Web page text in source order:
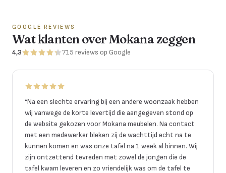
GOOGLE REVIEWS
Wat klanten over Mokana zeggen
4,3 715 reviews op Google
“Na een slechte ervaring bij een andere woonzaak hebben
wij vanwege de korte levertijd die aangegeven stond op
de website gekozen voor Mokana meubelen. Na contact
met een medewerker bleken zij de wachttijd echt na te
kunnen komen en was onze tafel na 1 week al binnen. Wij
zijn ontzettend tevreden met zowel de jongen die de
tafel kwam leveren en zo vriendelijk was om de tafel te